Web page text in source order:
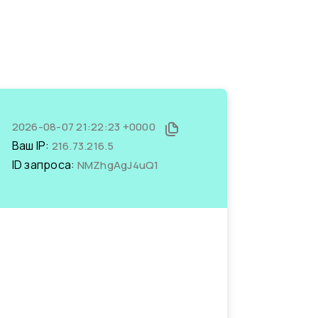
2026-08-07 21:22:23 +0000
Ваш IP: 216.73.216.5
ID запроса: NMZhgAgJ4uQ1